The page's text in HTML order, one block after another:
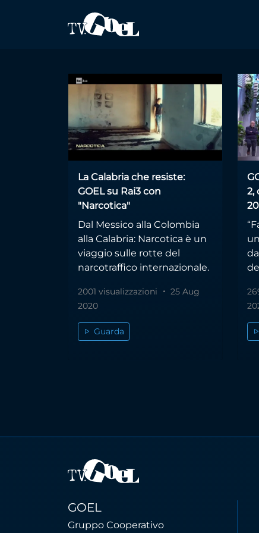
antimafia
La Calabria che resiste:
GOEL su Rai3 con
"Narcotica"
Dal Messico alla Colombia
alla Calabria: Narcotica è un
viaggio sulle rotte del
narcotraffico internazionale.
2001 visualizzazioni
25 Aug
2020
Guarda
2,
GOEL
Gruppo Cooperativo